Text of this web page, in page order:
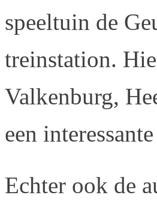
speeltuin de
treinstation.
Valkenburg,
een
Echter ook de